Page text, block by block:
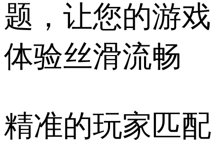
题，让您的游戏
体验丝滑流畅
精准的玩家匹配